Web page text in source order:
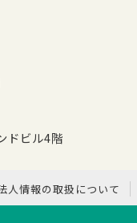
ドビル4階
人情報の取扱について